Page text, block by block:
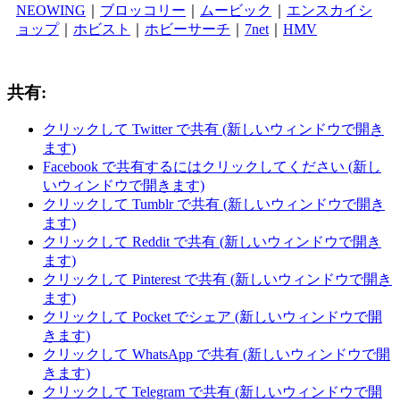
NEOWING
ブロッコリー ムービック
エンスカイシ
ョップ｜ ホビスト ホビーサーチ 7net HMV
共有:
クリックして Twitter で共有 (新しいウィンドウで開き
ます)
Facebook で共有するにはクリックしてください (新し
いウィンドウで開きます)
クリックして Tumblr で共有 (新しいウィンドウで開き
ます)
クリックして Reddit で共有 (新しいウィンドウで開き
ます)
クリックして Pinterest で共有 (新しいウィンドウで開き
ます)
クリックして Pocket でシェア (新しいウィンドウで開
きます)
クリックして WhatsApp で共有 (新しいウィンドウで開
きます)
クリックして Telegram で共有 (新しいウィンドウで開